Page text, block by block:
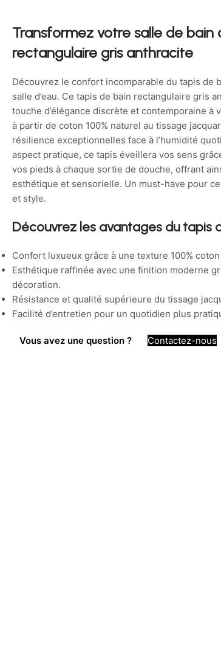
Transformez votre salle de bain
rectangulaire gris anthracite
Découvrez le confort incomparable du tapis de
salle d’eau. Ce tapis de bain rectangulaire gris
touche d’élégance discrète et contemporaine
à partir de coton 100% naturel au tissage
résilience exceptionnelles face à l’humidité
aspect pratique, ce tapis éveillera vos sens
vos pieds à chaque sortie de douche, offrant
esthétique et sensorielle. Un must-have pour
et style.
Découvrez les avantages du tapis
Confort luxueux grâce à une texture 100%
Esthétique raffinée avec une finition moderne
décoration.
Résistance et qualité supérieure du tissage
Facilité d’entretien pour un quotidien plus
Vous avez une question ? Contactez-nous